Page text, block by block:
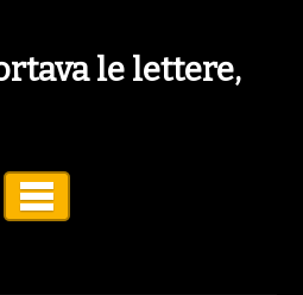
le lettere,